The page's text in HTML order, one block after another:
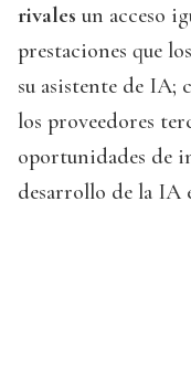
rivales un acceso
prestaciones que
su asistente de IA;
los proveedores
oportunidades de
desarrollo de la IA